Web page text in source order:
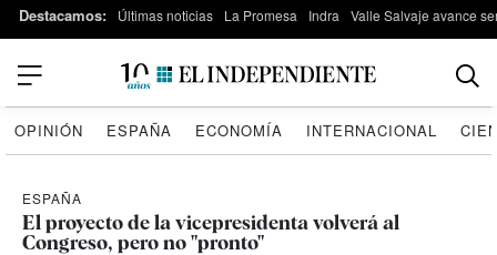
Destacamos: Últimas noticias La Promesa Indra Valle Salvaje avance
OPINIÓN ESPAÑA ECONOMÍA INTERNACIONAL
ESPAÑA
El proyecto de la vicepresidenta volverá al
Congreso, pero no "pronto"